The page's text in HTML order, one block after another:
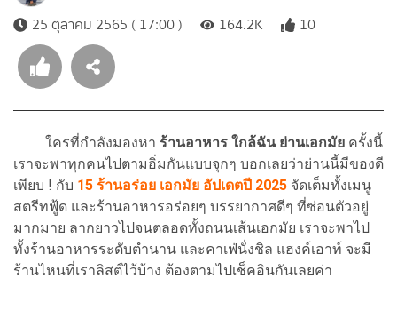
25 ตุลาคม 2565 ( 17:00 )
164.2K 10
ใครที่กำลังมองหา ร้านอาหาร ใกล้ฉัน ย่านเอกมัย ครั้งนี้
เราจะพาทุกคนไปตามอิ่มกันแบบจุกๆ บอกเลยว่าย่านนี้มีของดี
เพียบ ! กับ 15 ร้านอร่อย เอกมัย อัปเดตปี 2025 จัดเต็มทั้งเมนู
สตรีทฟู้ด และร้านอาหารอร่อยๆ บรรยากาศดีๆ ที่ซ่อนตัวอยู่
มากมาย ลากยาวไปจนตลอดทั้งถนนเส้นเอกมัย เราจะพาไป
ทั้งร้านอาหารระดับตำนาน และคาเฟ่นั่งชิล แฮงค์เอาท์ จะมี
ร้านไหนที่เราลิสต์ไว้บ้าง ต้องตามไปเช็คอินกันเลยค่า